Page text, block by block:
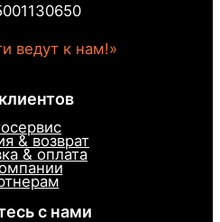
ведут к нам!»
& возврат
& оплата
с нами